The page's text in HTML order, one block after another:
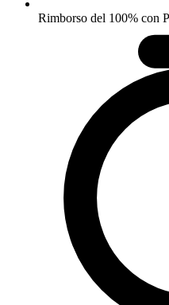
Rimborso del 100% con